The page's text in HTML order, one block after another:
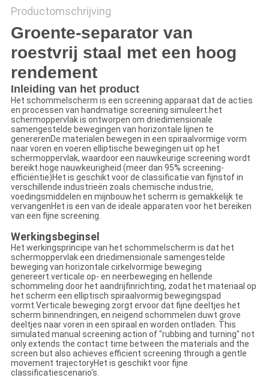
Productomschrijving
Groente-separator van
roestvrij staal met een hoog
rendement
Inleiding van het product
Het schommelscherm is een screening apparaat dat de acties
en processen van handmatige screening simuleert.het
schermoppervlak is ontworpen om driedimensionale
samengestelde bewegingen van horizontale lijnen te
genererenDe materialen bewegen in een spiraalvormige vorm
naar voren en voeren elliptische bewegingen uit op het
schermoppervlak, waardoor een nauwkeurige screening wordt
bereikt.hoge nauwkeurigheid (meer dan 95% screening-
efficiëntie)Het is geschikt voor de classificatie van fijnstof in
verschillende industrieën zoals chemische industrie,
voedingsmiddelen en mijnbouw.het scherm is gemakkelijk te
vervangenHet is een van de ideale apparaten voor het bereiken
van een fijne screening.
Werkingsbeginsel
Het werkingsprincipe van het schommelscherm is dat het
schermoppervlak een driedimensionale samengestelde
beweging van horizontale cirkelvormige beweging
genereert.verticale op- en neerbeweging en hellende
schommeling door het aandrijfinrichting, zodat het materiaal op
het scherm een elliptisch spiraalvormig bewegingspad
vormt.Verticale beweging zorgt ervoor dat fijne deeltjes het
scherm binnendringen, en neigend schommelen duwt grove
deeltjes naar voren in een spiraal en worden ontladen. This
simulated manual screening action of "rubbing and turning" not
only extends the contact time between the materials and the
screen but also achieves efficient screening through a gentle
movement trajectoryHet is geschikt voor fijne
classificatiescenario's.